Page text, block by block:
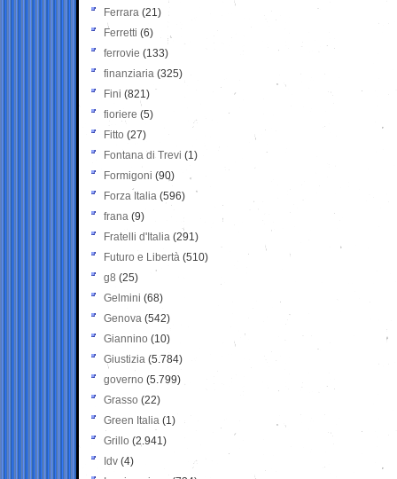
Ferrara (21)
Ferretti (6)
ferrovie (133)
finanziaria (325)
Fini (821)
fioriere (5)
Fitto (27)
Fontana di Trevi (1)
Formigoni (90)
Forza Italia (596)
frana (9)
Fratelli d'Italia (291)
Futuro e Libertà (510)
g8 (25)
Gelmini (68)
Genova (542)
Giannino (10)
Giustizia (5.784)
governo (5.799)
Grasso (22)
Green Italia (1)
Grillo (2.941)
Idv (4)